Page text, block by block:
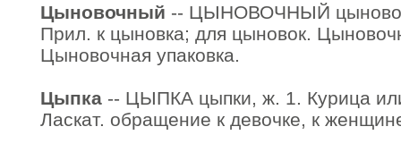
Цыновочный -- ЦЫНОВОЧНЫЙ
Прил. к цыновка; для цыновок.
Цыновочная упаковка.
Цыпка -- ЦЫПКА цыпки, ж. 1. Курица
Ласкат. обращение к девочке, к